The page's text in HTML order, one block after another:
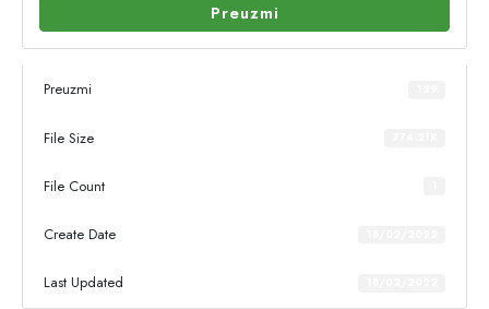
Preuzmi
Preuzmi
File Size
File Count
Create Date
Last Updated